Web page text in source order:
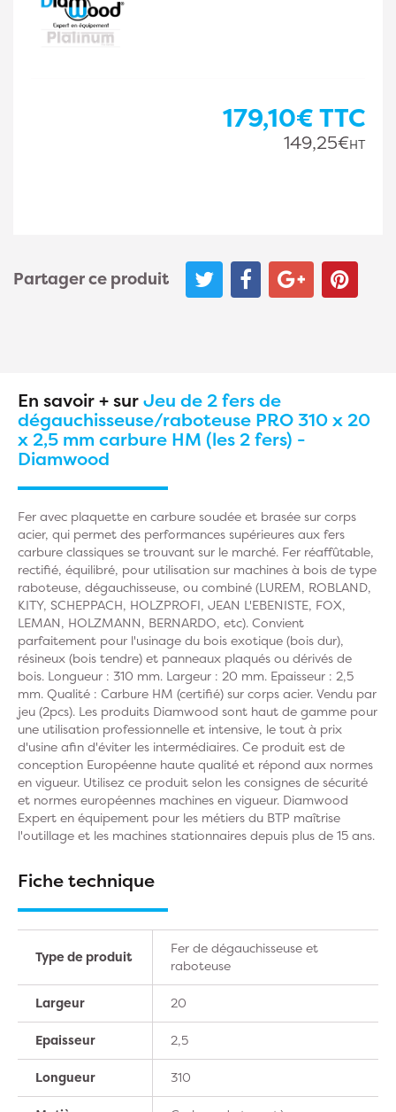
179,10€TTC
149,25€HT
Partager ce produit
En savoir + surJeu de 2 fers de
dégauchisseuse/raboteuse PRO 310 x 20
x 2,5 mm carbure HM (les 2 fers) -
Diamwood
Fer avec plaquette en carbure soudée et brasée sur corps
acier, qui permet des performances supérieures aux fers
carbure classiques se trouvant sur le marché. Fer réaffûtable,
rectifié, équilibré, pour utilisation sur machines à bois de type
raboteuse, dégauchisseuse, ou combiné (LUREM, ROBLAND,
KITY, SCHEPPACH, HOLZPROFI, JEAN L'EBENISTE, FOX,
LEMAN, HOLZMANN, BERNARDO, etc). Convient
parfaitement pour l'usinage du bois exotique (bois dur),
résineux (bois tendre) et panneaux plaqués ou dérivés de
bois. Longueur : 310 mm. Largeur : 20 mm. Epaisseur : 2,5
mm. Qualité : Carbure HM (certifié) sur corps acier. Vendu par
jeu (2pcs). Les produits Diamwood sont haut de gamme pour
une utilisation professionnelle et intensive, le tout à prix
d'usine afin d'éviter les intermédiaires. Ce produit est de
conception Européenne haute qualité et répond aux normes
en vigueur. Utilisez ce produit selon les consignes de sécurité
et normes européennes machines en vigueur. Diamwood
Expert en équipement pour les métiers du BTP maîtrise
l'outillage et les machines stationnaires depuis plus de 15 ans.
Fiche technique
Type de produit
Fer de dégauchisseuse et
raboteuse
Largeur 20
Epaisseur 2,5
Longueur 310